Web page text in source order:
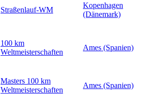
Straßenlauf-WM
Kopenhagen
(Dänemark)
100 km
Weltmeisterschaften
Ames (Spanien)
Masters 100 km
Weltmeisterschaften
Ames (Spanien)